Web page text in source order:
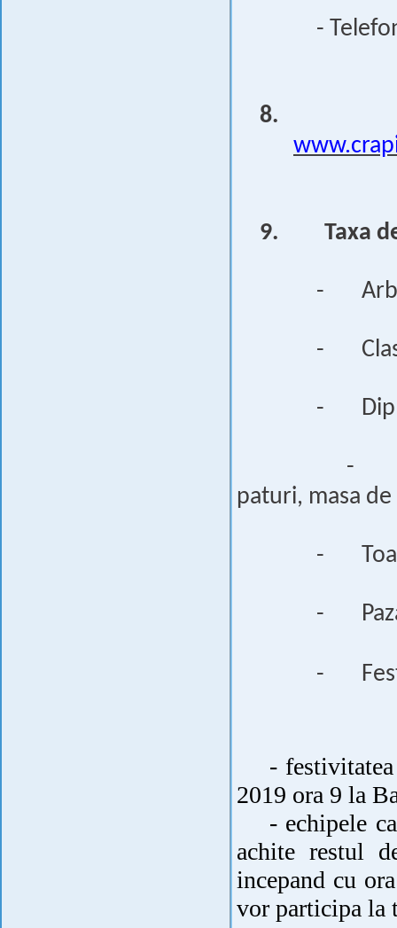
-
8.
9. Taxa
-
-
-
-
paturi, masa
-
-
-
- festivitatea
2019 ora 9 la
- echipele
achite restul
incepand cu
vor participa la